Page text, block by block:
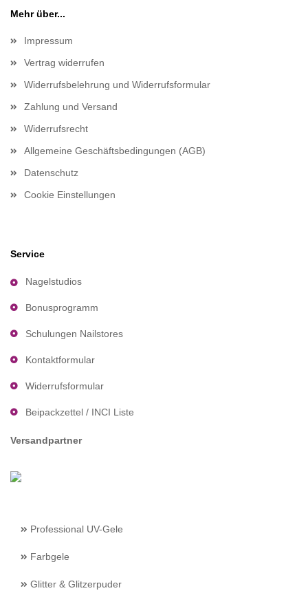
Mehr über...
Impressum
Vertrag widerrufen
Widerrufsbelehrung und Widerrufsformular
Zahlung und Versand
Widerrufsrecht
Allgemeine Geschäftsbedingungen (AGB)
Datenschutz
Cookie Einstellungen
Service
Nagelstudios
Bonusprogramm
Schulungen Nailstores
Kontaktformular
Widerrufsformular
Beipackzettel / INCI Liste
Versandpartner
Professional UV-Gele
Farbgele
Glitter & Glitzerpuder